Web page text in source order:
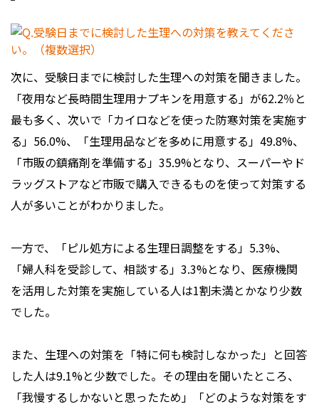
次に、受験日までに検討した生理への対策を聞きました。
「夜用など長時間生理用ナプキンを用意する」が62.2％と
最も多く、次いで「カイロなどを使った防寒対策を実施す
る」56.0%、「生理用品などを多めに用意する」49.8%、
「市販の鎮痛剤を準備する」35.9%となり、スーパーやド
ラッグストアなど市販で購入できるものを使って対策する
人が多いことがわかりました。
一方で、「ピル処方による生理日調整をする」5.3%、
「婦人科を受診して、相談する」3.3%となり、医療機関
を活用した対策を実施している人は1割未満とかなり少数
でした。
また、生理への対策を「特に何も検討しなかった」と回答
した人は9.1%と少数でした。その理由を聞いたところ、
「我慢するしかないと思ったため」「どのような対策をす